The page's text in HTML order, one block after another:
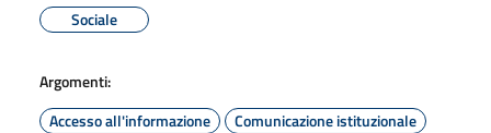
Sociale
Argomenti:
Accesso all'informazione
Comunicazione istituzionale